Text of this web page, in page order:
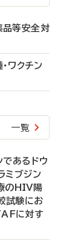
等安全対
ワクチン
一覧
であるドウ
ミブジン
のHIV陽
試験にお
に対す